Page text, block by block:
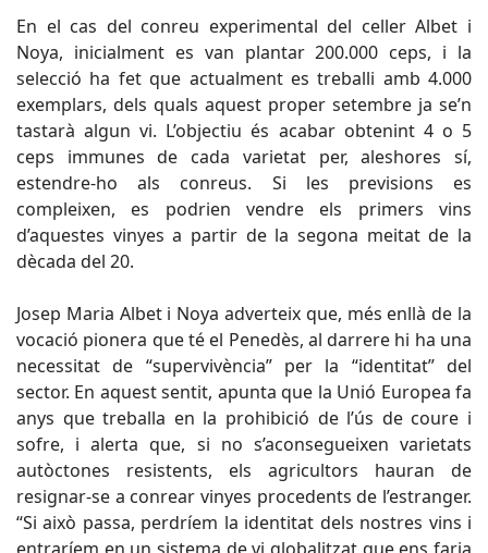
En el cas del conreu experimental del celler Albet i
Noya, inicialment es van plantar 200.000 ceps, i la
selecció ha fet que actualment es treballi amb 4.000
exemplars, dels quals aquest proper setembre ja se’n
tastarà algun vi. L’objectiu és acabar obtenint 4 o 5
ceps immunes de cada varietat per, aleshores sí,
estendre-ho als conreus. Si les previsions es
compleixen, es podrien vendre els primers vins
d’aquestes vinyes a partir de la segona meitat de la
dècada del 20.
Josep Maria Albet i Noya adverteix que, més enllà de la
vocació pionera que té el Penedès, al darrere hi ha una
necessitat de “supervivència” per la “identitat” del
sector. En aquest sentit, apunta que la Unió Europea fa
anys que treballa en la prohibició de l’ús de coure i
sofre, i alerta que, si no s’aconsegueixen varietats
autòctones resistents, els agricultors hauran de
resignar-se a conrear vinyes procedents de l’estranger.
“Si això passa, perdríem la identitat dels nostres vins i